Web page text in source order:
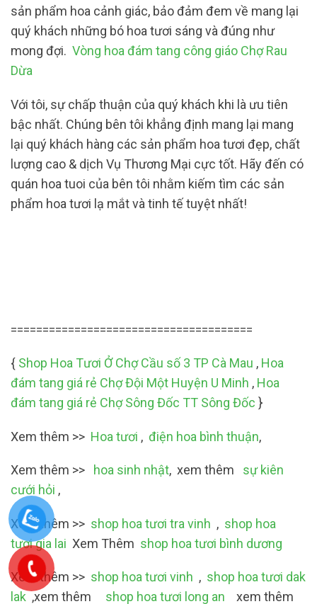
sản phẩm hoa cảnh giác, bảo đảm đem về mang lại
quý khách những bó hoa tươi sáng và đúng như
mong đợi. Vòng hoa đám tang công giáo Chợ Rau
Dừa
Với tôi, sự chấp thuận của quý khách khi là ưu tiên
bậc nhất. Chúng bên tôi khẳng định mang lại mang
lại quý khách hàng các sản phẩm hoa tươi đẹp, chất
lượng cao & dịch Vụ Thương Mại cực tốt. Hãy đến có
quán hoa tuoi của bên tôi nhằm kiếm tìm các sản
phẩm hoa tươi lạ mắt và tinh tế tuyệt nhất!
======================================
{ Shop Hoa Tươi Ở Chợ Cầu số 3 TP Cà Mau , Hoa
đám tang giá rẻ Chợ Đội Một Huyện U Minh , Hoa
đám tang giá rẻ Chợ Sông Đốc TT Sông Đốc }
Xem thêm >> Hoa tươi , điện hoa bình thuận,
Xem thêm >> hoa sinh nhật, xem thêm
sự kiên
cưới hỏi ,
Xem thêm >> shop hoa tươi tra vinh , shop hoa
tươi gia lai Xem Thêm shop hoa tươi bình dương
Xem thêm >> shop hoa tươi vinh , shop hoa tươi dak
lak ,xem thêm shop hoa tươi long an xem thêm